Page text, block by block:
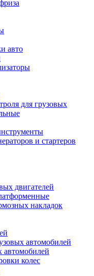
авто
для грузовых
и стартеров
двигателей
накладок
автомобилей
автомобилей
колес